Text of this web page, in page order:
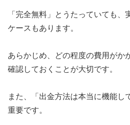
「完全無料」とうたっていても、
ケースもあります。
あらかじめ、どの程度の費用がか
確認しておくことが大切です。
また、「出金方法は本当に機能し
重要です。